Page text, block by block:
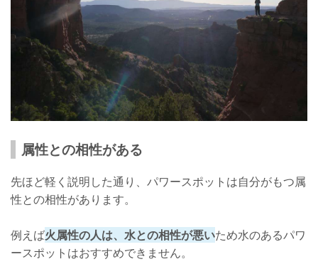
属性との相性がある
先ほど軽く説明した通り、パワースポットは自分がもつ属
性との相性があります。
例えば火属性の人は、水との相性が悪いため水のあるパワ
ースポットはおすすめできません。